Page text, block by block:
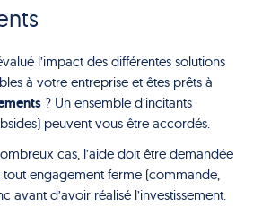
l’impact des différentes solutions
à votre entreprise et êtes prêts à
? Un ensemble d’incitants
peuvent vous être accordés.
cas, l’aide doit être demandée
tout engagement ferme (commande,
avant d’avoir réalisé l’investissement.